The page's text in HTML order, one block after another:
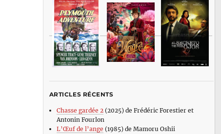
ARTICLES RÉCENTS
Chasse gardée 2(2025) de Frédéric Forestier et
Antonin Fourlon
L’Œuf de l’ange (1985) de Mamoru Oshii